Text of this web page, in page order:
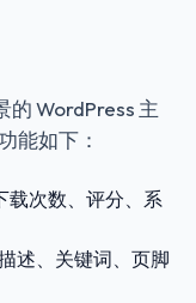
的 WordPress 主
能如下：
载次数、评分、系
述、关键词、页脚